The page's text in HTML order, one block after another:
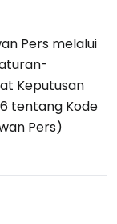
Pers melalui
Keputusan
tentang Kode
Pers)